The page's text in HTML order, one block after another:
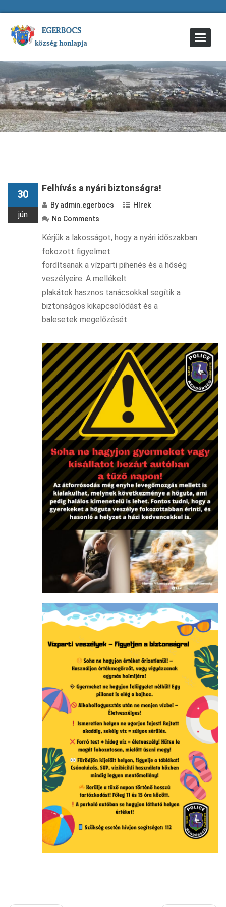
Toggle
30
jún
Felhívás a nyári biztonságra!
By admin.egerbocs
Hírek
No Comments
Kérjük a lakosságot, hogy a nyári időszakban
fokozott figyelmet
fordítsanak a vízparti pihenés és a hőség
veszélyeire. A mellékelt
plakátok hasznos tanácsokkal segítik a
biztonságos kikapcsolódást és a
balesetek megelőzését.